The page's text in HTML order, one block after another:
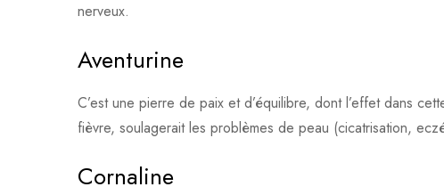
nerveux.
Aventurine
C’est une pierre de paix et d’équilibre, dont l’effet dans
fièvre, soulagerait les problèmes de peau (cicatrisation,
Cornaline